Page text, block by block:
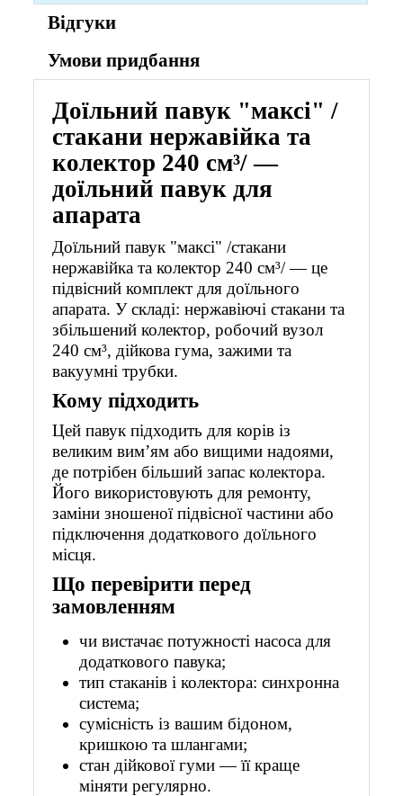
Відгуки
Умови придбання
Доїльний павук "максі" /
стакани нержавійка та
колектор 240 см³/ —
доїльний павук для
апарата
Доїльний павук "максі" /стакани
нержавійка та колектор 240 см³/ — це
підвісний комплект для доїльного
апарата. У складі: нержавіючі стакани та
збільшений колектор, робочий вузол
240 см³, дійкова гума, зажими та
вакуумні трубки.
Кому підходить
Цей павук підходить для корів із
великим вим’ям або вищими надоями,
де потрібен більший запас колектора.
Його використовують для ремонту,
заміни зношеної підвісної частини або
підключення додаткового доїльного
місця.
Що перевірити перед
замовленням
чи вистачає потужності насоса для
додаткового павука;
тип стаканів і колектора: синхронна
система;
сумісність із вашим бідоном,
кришкою та шлангами;
стан дійкової гуми — її краще
міняти регулярно.